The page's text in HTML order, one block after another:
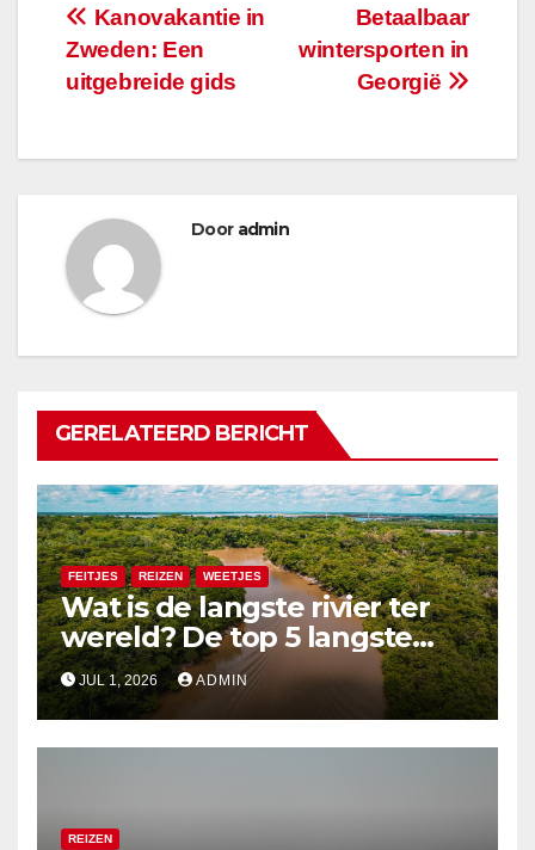
Bericht
navigatie
Betaalbaar
wintersporten in
Georgië
Kanovakantie in
Zweden: Een
uitgebreide gids
Door admin
GERELATEERD BERICHT
FEITJES REIZEN WEETJES
Wat is de langste rivier ter
wereld? De top 5 langste
rivieren uitgelegd
JUL 1, 2026 ADMIN
REIZEN